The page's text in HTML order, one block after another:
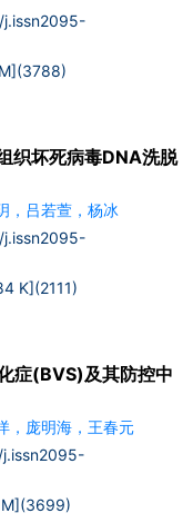
j.issn2095-
织坏死病毒DNA洗脱
，吕若萱，杨冰
j.issn2095-
K](2111)
症(BVS)及其防控中
，庞明海，王春元
j.issn2095-